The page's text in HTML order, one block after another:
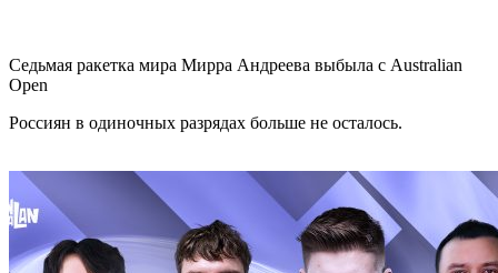
Седьмая ракетка мира Мирра Андреева выбыла с Australian
Open
Россиян в одиночных разрядах больше не осталось.